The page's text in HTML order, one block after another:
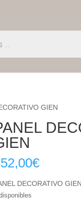
GIEN
€
DECORATIVO GIEN